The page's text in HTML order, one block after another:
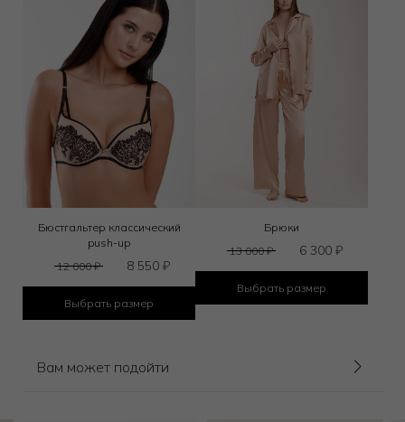
Бюстгальтер классический
push-up
12 000₽ 8 550₽
Выбрать размер
Брюки
13 000₽ 6 300₽
Выбрать размер
Вам может подойти